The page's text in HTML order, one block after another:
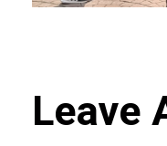
Leave